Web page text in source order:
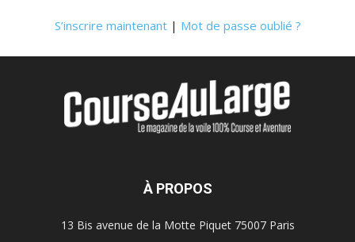
S’inscrire maintenant| Mot de passe oublié ?
À PROPOS
13 Bis avenue de la Motte Piquet 75007 Paris